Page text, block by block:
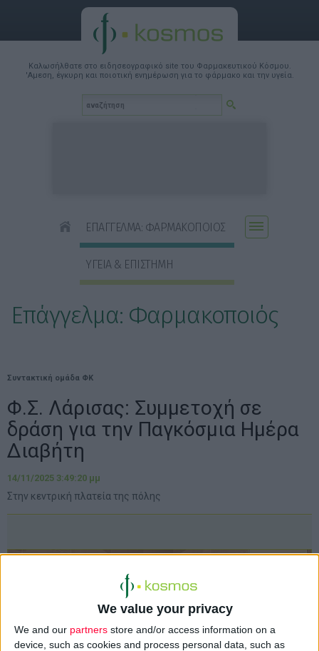
We value your privacy
We and our partners store and/or access information on a
device, such as cookies and process personal data, such as
Καλωσήλθατε στο ειδησεογραφικό site του Φαρμακευτικού Κόσμου.
'Αμεση, έγκυρη και ποιοτική ενημέρωση για το φάρμακο και την υγεία.
ΕΠΑΓΓΕΛΜΑ: ΦΑΡΜΑΚΟΠΟΙΟΣ
ΥΓΕΙΑ & ΕΠΙΣΤΗΜΗ
Επάγγελμα: Φαρμακοποιός
Συντακτική ομάδα ΦΚ
Φ.Σ. Λάρισας: Συμμετοχή σε
δράση για την Παγκόσμια Ημέρα
Διαβήτη
14/11/2025 3:49:20 μμ
Στην κεντρική πλατεία της πόλης